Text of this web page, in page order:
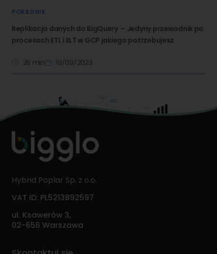
PORADNIK
Replikacja danych do BigQuery – Jedyny przewodnik po
procesach ETL i ELT w GCP jakiego potrzebujesz
26 min 19/09/2023
Hybrid Poplar Sp. z o.o.
VAT ID: PL5213892597
ul. Ksawerów 3,
02-656 Warszawa